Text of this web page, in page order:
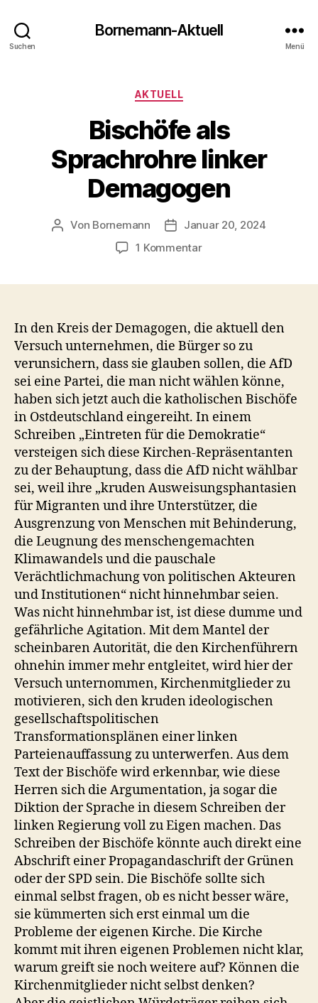
Suchen
Bornemann-Aktuell
Menü
Kategorien
AKTUELL
Bischöfe als
Sprachrohre linker
Demagogen
Beitragsautor
Von Bornemann Veröffentlichungsdatum
Januar 20, 2024
1 Kommentarzu
Demagogen
In den Kreis der Demagogen, die aktuell den
Versuch unternehmen, die Bürger so zu
verunsichern, dass sie glauben sollen, die AfD
sei eine Partei, die man nicht wählen könne,
haben sich jetzt auch die katholischen Bischöfe
in Ostdeutschland eingereiht. In einem
Schreiben „Eintreten für die Demokratie“
versteigen sich diese Kirchen-Repräsentanten
zu der Behauptung, dass die AfD nicht wählbar
sei, weil ihre „kruden Ausweisungsphantasien
für Migranten und ihre Unterstützer, die
Ausgrenzung von Menschen mit Behinderung,
die Leugnung des menschengemachten
Klimawandels und die pauschale
Verächtlichmachung von politischen Akteuren
und Institutionen“ nicht hinnehmbar seien.
Was nicht hinnehmbar ist, ist diese dumme und
gefährliche Agitation. Mit dem Mantel der
scheinbaren Autorität, die den Kirchenführern
ohnehin immer mehr entgleitet, wird hier der
Versuch unternommen, Kirchenmitglieder zu
motivieren, sich den kruden ideologischen
gesellschaftspolitischen
Transformationsplänen einer linken
Parteienauffassung zu unterwerfen. Aus dem
Text der Bischöfe wird erkennbar, wie diese
Herren sich die Argumentation, ja sogar die
Diktion der Sprache in diesem Schreiben der
linken Regierung voll zu Eigen machen. Das
Schreiben der Bischöfe könnte auch direkt eine
Abschrift einer Propagandaschrift der Grünen
oder der SPD sein. Die Bischöfe sollte sich
einmal selbst fragen, ob es nicht besser wäre,
sie kümmerten sich erst einmal um die
Probleme der eigenen Kirche. Die Kirche
kommt mit ihren eigenen Problemen nicht klar,
warum greift sie noch weitere auf? Können die
Kirchenmitglieder nicht selbst denken?